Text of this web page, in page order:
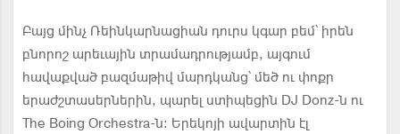
Բայց մինչ Ռեինկարնացիան դուրս կգար բեմ՝ իրեն
բնորոշ արեւային տրամադրությամբ, այգում
հավաքված բազմաթիվ մարդկանց՝ մեծ ու փոքր
երաժշտասերներին, պարել ստիպեցին DJ Donz-ն ու
The Boing Orchestra-ն։ Երեկոյի ավարտին էլ